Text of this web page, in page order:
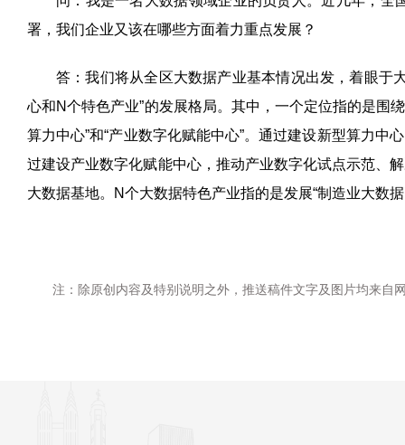
署，我们企业又该在哪些方面着力重点发展？
答：我们将从全区大数据产业基本情况出发，着眼于
心和N个特色产业”的发展格局。其中，一个定位指的是围绕
算力中心”和“产业数字化赋能中心”。通过建设新型算力中
过建设产业数字化赋能中心，推动产业数字化试点示范、
大数据基地。
N个大数据特色产业指的是发展“制造业大数
注：除原创内容及特别说明之外，推送稿件文字及图片均来自